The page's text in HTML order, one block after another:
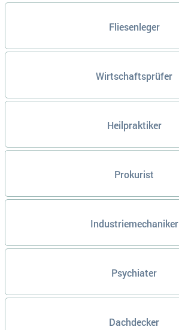
Fliesenleger
Wirtschaftsprüfer
Heilpraktiker
Prokurist
Industriemechaniker
Psychiater
Dachdecker